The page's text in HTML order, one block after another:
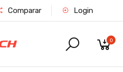
Comparar Login
0